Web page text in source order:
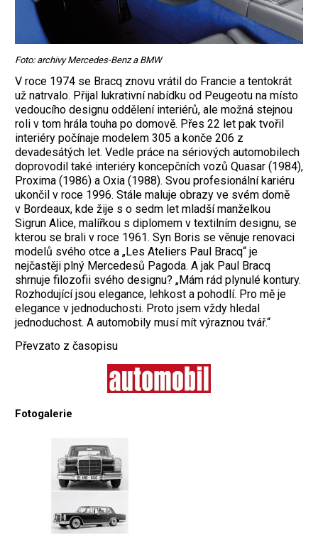
Foto: archivy Mercedes-Benz a BMW
V roce 1974 se Bracq znovu vrátil do Francie a tentokrát
už natrvalo. Přijal lukrativní nabídku od Peugeotu na místo
vedoucího designu oddělení interiérů, ale možná stejnou
roli v tom hrála touha po domově. Přes 22 let pak tvořil
interiéry počínaje modelem 305 a konče 206 z
devadesátých let. Vedle práce na sériových automobilech
doprovodil také interiéry koncepčních vozů Quasar (1984),
Proxima (1986) a Oxia (1988). Svou profesionální kariéru
ukončil v roce 1996. Stále maluje obrazy ve svém domě
v Bordeaux, kde žije s o sedm let mladší manželkou
Sigrun Alice, malířkou s diplomem v textilním designu, se
kterou se brali v roce 1961. Syn Boris se věnuje renovaci
modelů svého otce a „Les Ateliers Paul Bracq“ je
nejčastěji plný Mercedesů Pagoda. A jak Paul Bracq
shrnuje filozofii svého designu? „Mám rád plynulé kontury.
Rozhodující jsou elegance, lehkost a pohodlí. Pro mě je
elegance v jednoduchosti. Proto jsem vždy hledal
jednoduchost. A automobily musí mít výraznou tvář.“
Převzato z časopisu
Fotogalerie